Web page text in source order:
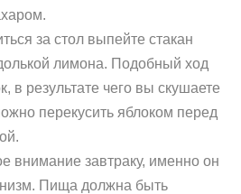
за стол выпейте стакан
лимона. Подобный ход
в результате чего вы скушаете
перекусить яблоком перед
внимание завтраку, именно он
Пища должна быть